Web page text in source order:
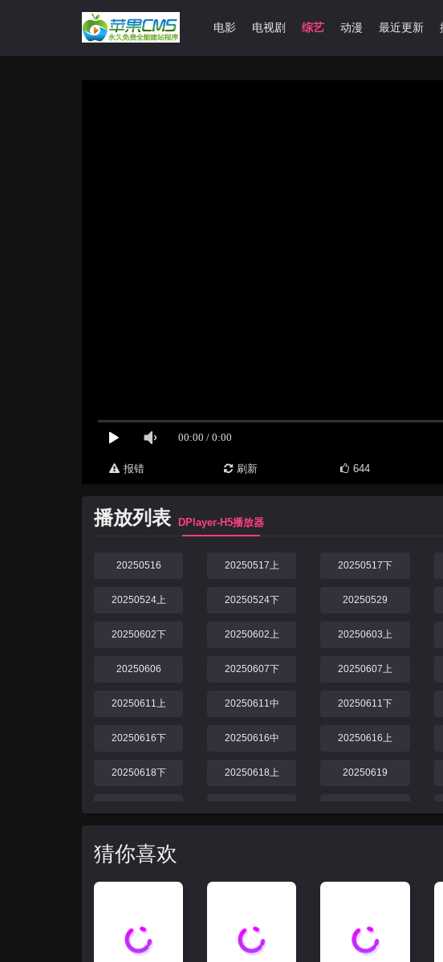
首页 电影 电视剧 综艺 动漫 最近更新
报错 刷新 644
播放列表 DPlayer-H5播放器
20250516 20250517上 20250517下
20250524上 20250524下 20250529
20250602下 20250602上 20250603上
20250606 20250607下 20250607上
20250611上 20250611中 20250611下
20250616下 20250616中 20250616上
20250618下 20250618上 20250619
20250630
20250724 20250725 20250726
猜你喜欢